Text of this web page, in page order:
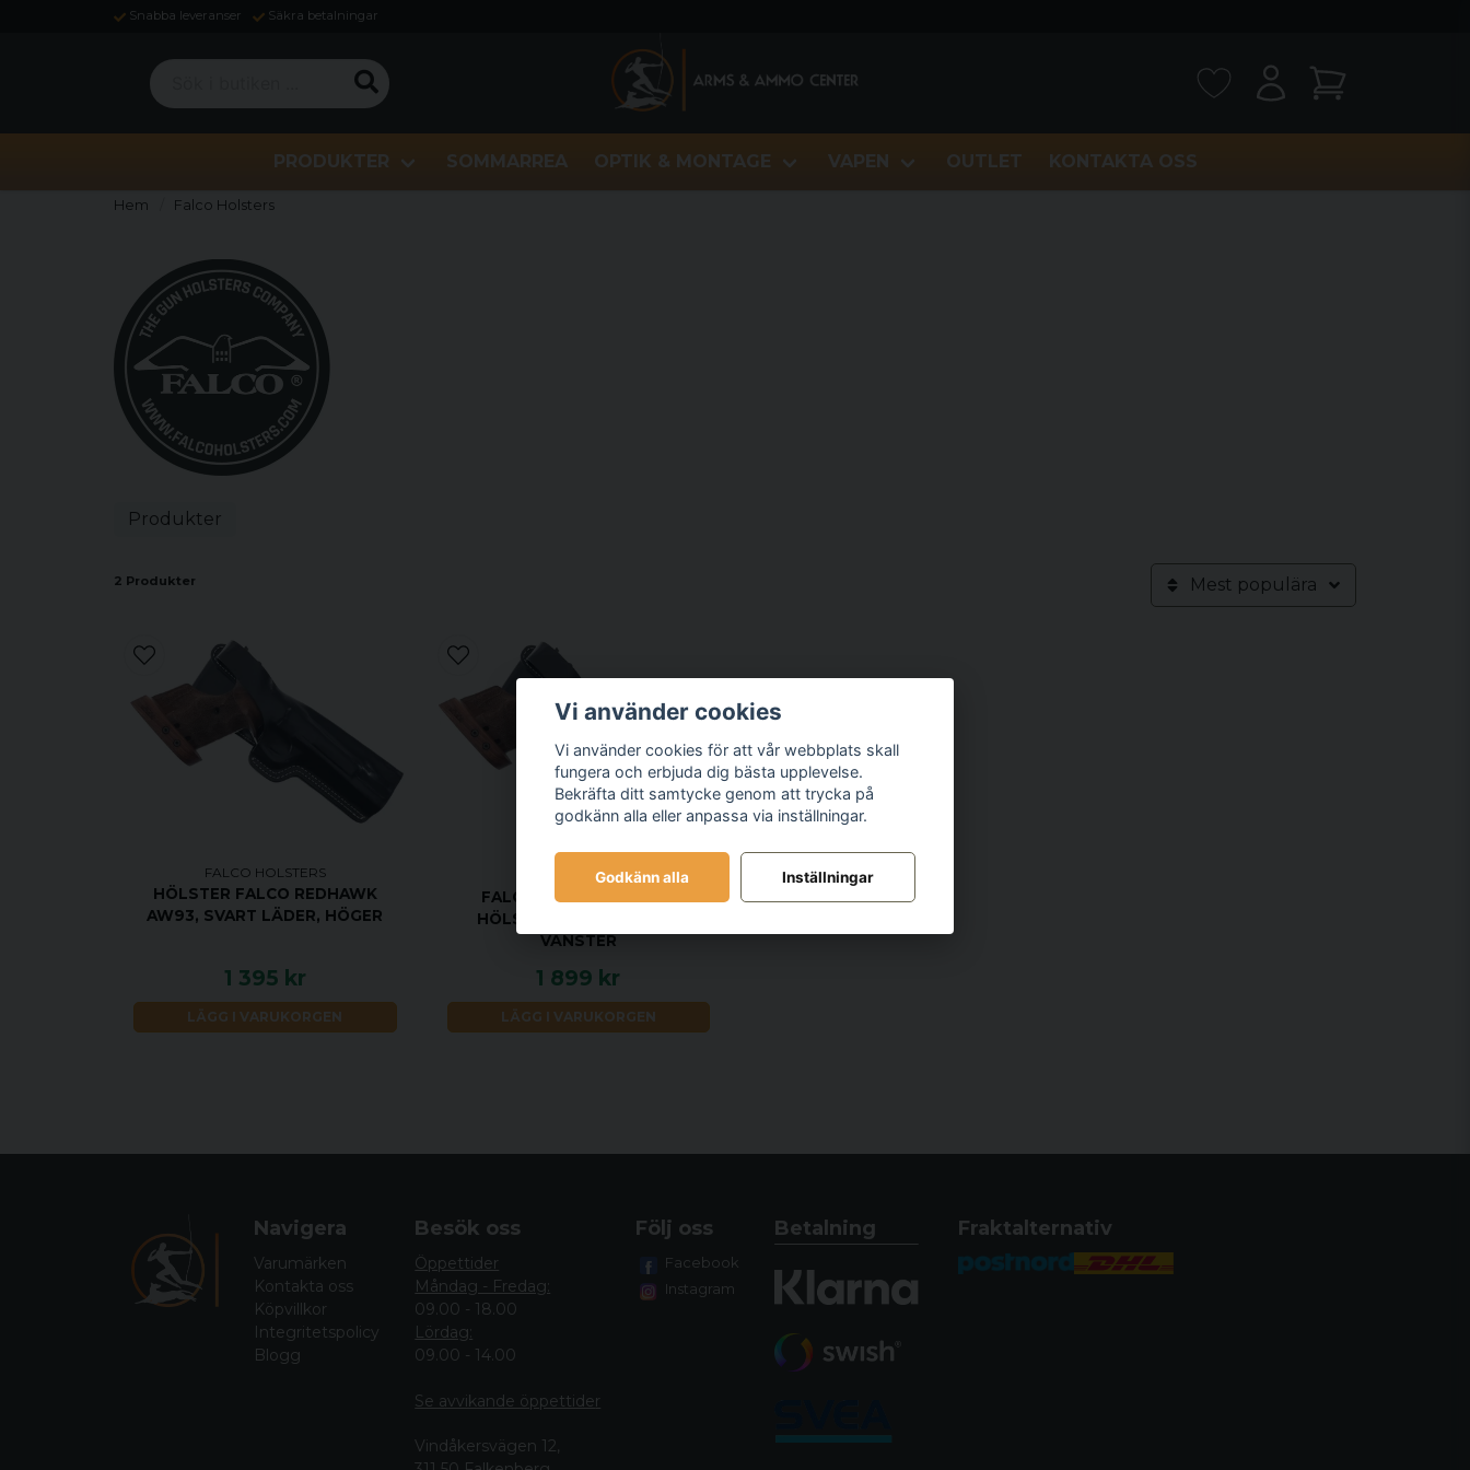
Snabba leveranser Säkra betalningar
Sök i butiken ...
PRODUKTER SOMMARREA OPTIK & MONTAGE VAPEN OUTLET KONTAKTA OSS
Hem Falco Holsters
Produkter
2 Produkter Mest populära
FALCO HOLSTERS
HÖLSTER FALCO REDHAWK
AW93, SVART LÄDER, HÖGER
1 395 kr
LÄGG I VARUKORGEN
FALCO HOLSTERS
FALCO REDHAWK AW93
HÖLSTER, SVART LÄDER,
VÄNSTER
1 899 kr
LÄGG I VARUKORGEN
Navigera
Varumärken
Kontakta oss
Köpvillkor
Integritetspolicy
Blogg
Besök oss
Öppettider
Måndag - Fredag:
09.00 - 18.00
Lördag:
09.00 - 14.00
Se avvikande öppettider
Vindåkersvägen 12,
Följ oss
Facebook
Instagram
Betalning Fraktalternativ
Vi använder cookies
Vi använder cookies för att vår webbplats skall
fungera och erbjuda dig bästa upplevelse.
Bekräfta ditt samtycke genom att trycka på
godkänn alla eller anpassa via inställningar.
Godkänn alla Inställningar